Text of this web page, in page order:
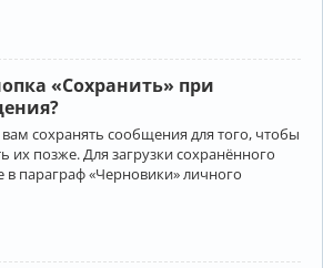
«Сохранить» при
сохранять сообщения для того, чтобы
их позже. Для загрузки сохранённого
параграф «Черновики» личного